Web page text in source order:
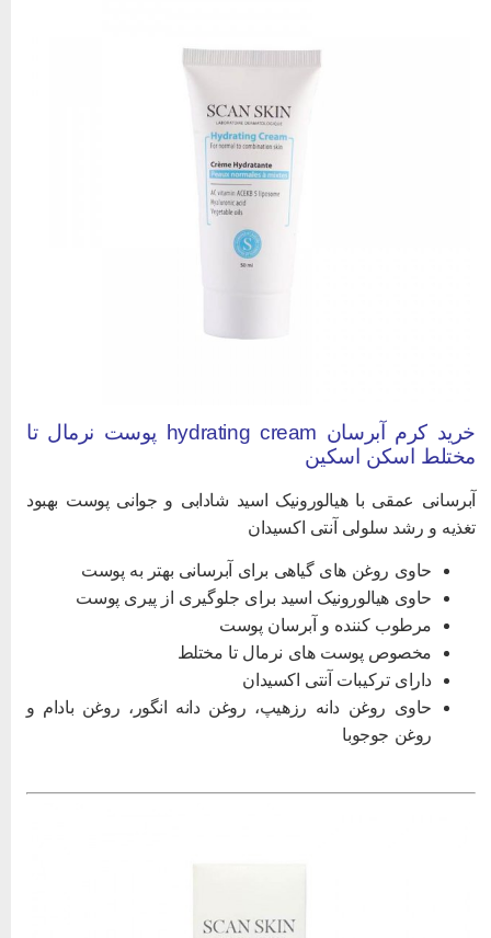
خرید کرم آبرسان hydrating cream پوست نرمال تا
اسکن اسکین
عمقی با هیالورونیک اسید شادابی و جوانی پوست بهبود
و رشد سلولی آنتی اکسیدان
حاوی روغن های گیاهی برای آبرسانی بهتر به پوست
حاوی هیالورونیک اسید برای جلوگیری از پیری پوست
مرطوب کننده و آبرسان پوست
مخصوص پوست های نرمال تا مختلط
دارای ترکیبات آنتی اکسیدان
حاوی روغن دانه رزهیپ، روغن دانه انگور، روغن بادام و
روغن جوجوبا